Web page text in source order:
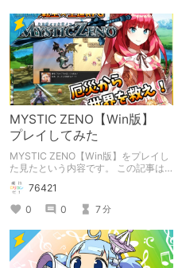
MYSTIC ZENO【Win版】
プレイしてみた
MYSTIC ZENO【Win版】をプレイし
た見たという内容です。 この記事は
通常のクリエイターズ記事です。
76421
0
0 7分